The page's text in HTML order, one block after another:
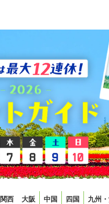
関西 大阪 中国 四国 九州